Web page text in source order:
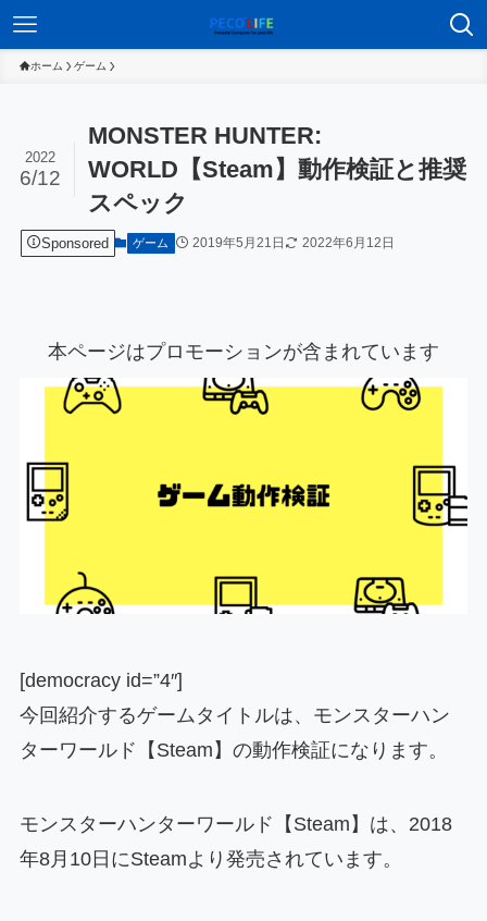
ホーム ゲーム
MONSTER HUNTER:
WORLD【Steam】動作検証と推奨
スペック
2022
6/12
Sponsored ゲーム 2019年5月21日 2022年6月12日
本ページはプロモーションが含まれています
[democracy id=”4″]
今回紹介するゲームタイトルは、モンスターハン
ターワールド【Steam】の動作検証になります。
モンスターハンターワールド【Steam】は、2018
年8月10日にSteamより発売されています。